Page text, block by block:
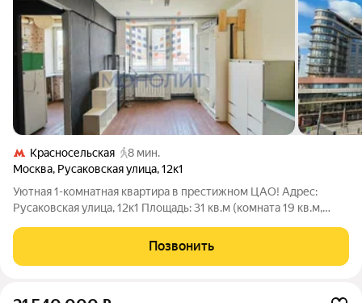
Красносельская
8 мин.
Москва, Русаковская улица,12к1
Уютная 1-комнатная квартира в престижном ЦАО! Адрес:
Русаковская улица, 12к1 Площадь: 31 кв.м (комната 19 кв.м,
стеклопакеты, ж/д дверь, интернет. Совмещенный санузел.
Расположение: Метро: 7
Позвонить